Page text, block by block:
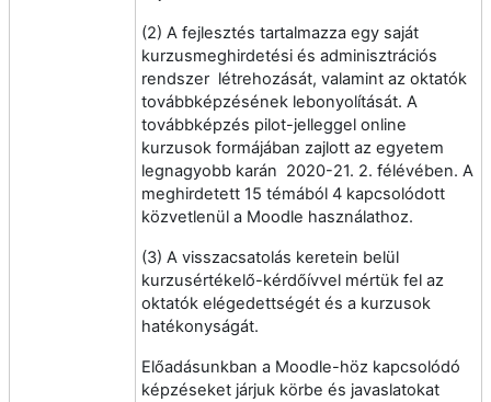
(2) A fejlesztés tartalmazza egy saját
kurzusmeghirdetési és adminisztrációs
rendszer létrehozását, valamint az oktatók
továbbképzésének lebonyolítását. A
továbbképzés pilot-jelleggel online
kurzusok formájában zajlott az egyetem
legnagyobb karán 2020-21. 2. félévében. A
meghirdetett 15 témából 4 kapcsolódott
közvetlenül a Moodle használathoz.
(3) A visszacsatolás keretein belül
kurzusértékelő-kérdőívvel mértük fel az
oktatók elégedettségét és a kurzusok
hatékonyságát.
Előadásunkban a Moodle-höz kapcsolódó
képzéseket járjuk körbe és javaslatokat